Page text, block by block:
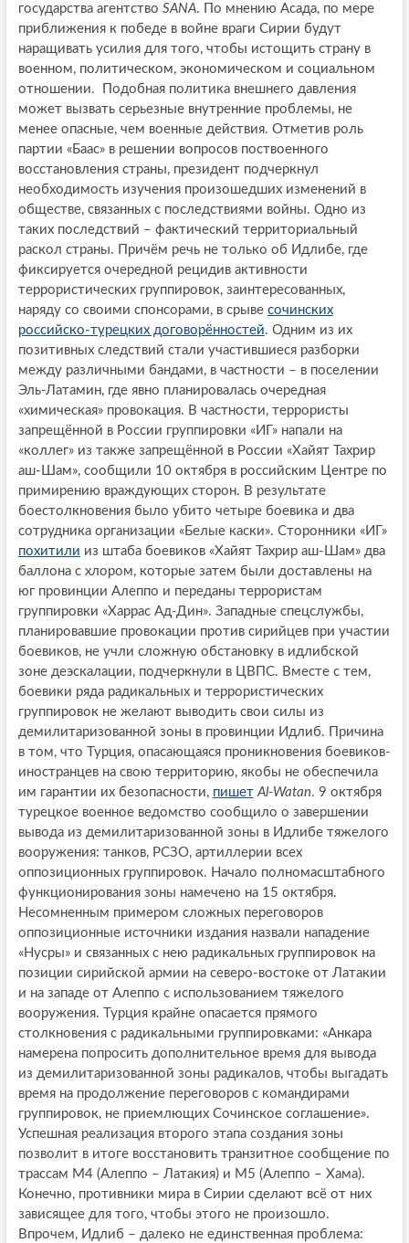
государства агентство SANA. По мнению Асада, по мере
приближения к победе в войне враги Сирии будут
наращивать усилия для того, чтобы истощить страну в
военном, политическом, экономическом и социальном
отношении. Подобная политика внешнего давления
может вызвать серьезные внутренние проблемы, не
менее опасные, чем военные действия. Отметив роль
партии «Баас» в решении вопросов поствоенного
восстановления страны, президент подчеркнул
необходимость изучения произошедших изменений в
обществе, связанных с последствиями войны. Одно из
таких последствий – фактический территориальный
раскол страны. Причём речь не только об Идлибе, где
фиксируется очередной рецидив активности
террористических группировок, заинтересованных,
наряду со своими спонсорами, в срыве сочинских
российско-турецких договорённостей. Одним из их
позитивных следствий стали участившиеся разборки
между различными бандами, в частности – в поселении
Эль-Латамин, где явно планировалась очередная
«химическая» провокация. В частности, террористы
запрещённой в России группировки «ИГ» напали на
«коллег» из также запрещённой в России «Хайят Тахрир
аш-Шам», сообщили 10 октября в российским Центре по
примирению враждующих сторон. В результате
боестолкновения было убито четыре боевика и два
сотрудника организации «Белые каски». Сторонники «ИГ»
похитили из штаба боевиков «Хайят Тахрир аш-Шам» два
баллона с хлором, которые затем были доставлены на
юг провинции Алеппо и переданы террористам
группировки «Харрас Ад-Дин». Западные спецслужбы,
планировавшие провокации против сирийцев при участии
боевиков, не учли сложную обстановку в идлибской
зоне деэскалации, подчеркнули в ЦВПС. Вместе с тем,
боевики ряда радикальных и террористических
группировок не желают выводить свои силы из
демилитаризованной зоны в провинции Идлиб. Причина
в том, что Турция, опасающаяся проникновения боевиков-
иностранцев на свою территорию, якобы не обеспечила
им гарантии их безопасности, пишет Al-Watan. 9 октября
турецкое военное ведомство сообщило о завершении
вывода из демилитаризованной зоны в Идлибе тяжелого
вооружения: танков, РСЗО, артиллерии всех
оппозиционных группировок. Начало полномасштабного
функционирования зоны намечено на 15 октября.
Несомненным примером сложных переговоров
оппозиционные источники издания назвали нападение
«Нусры» и связанных с нею радикальных группировок на
позиции сирийской армии на северо-востоке от Латакии
и на западе от Алеппо с использованием тяжелого
вооружения. Турция крайне опасается прямого
столкновения с радикальными группировками: «Анкара
намерена попросить дополнительное время для вывода
из демилитаризованной зоны радикалов, чтобы выгадать
время на продолжение переговоров с командирами
группировок, не приемлющих Сочинское соглашение».
Успешная реализация второго этапа создания зоны
позволит в итоге восстановить транзитное сообщение по
трассам M4 (Алеппо – Латакия) и M5 (Алеппо – Хама).
Конечно, противники мира в Сирии сделают всё от них
зависящее для того, чтобы этого не произошло.
Впрочем, Идлиб – далеко не единственная проблема: